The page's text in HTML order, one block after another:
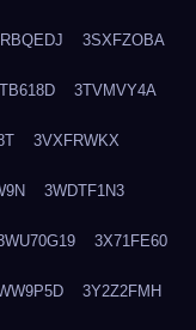
3SXFZOBA
3TVMVY4A
3VXFRWKX
3WDTF1N3
3X71FE60
3Y2Z2FMH